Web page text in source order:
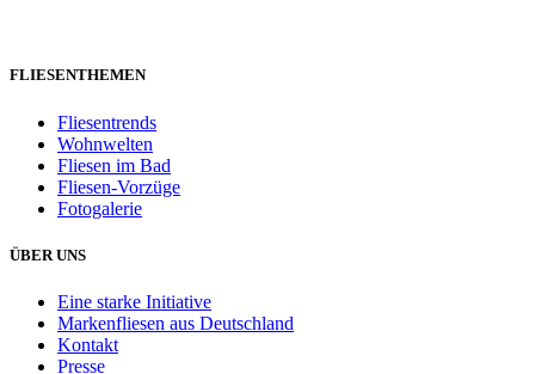
FLIESENTHEMEN
Fliesentrends
Wohnwelten
Fliesen im Bad
Fliesen-Vorzüge
Fotogalerie
ÜBER UNS
Eine starke Initiative
Markenfliesen aus Deutschland
Kontakt
Presse